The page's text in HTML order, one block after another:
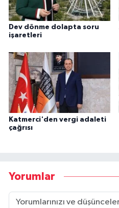
Dev dönme dolapta soru
işaretleri
Katmerci'den vergi adaleti
çağrısı
Yorumlar